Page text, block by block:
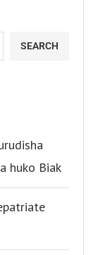
SEARCH
huko Biak